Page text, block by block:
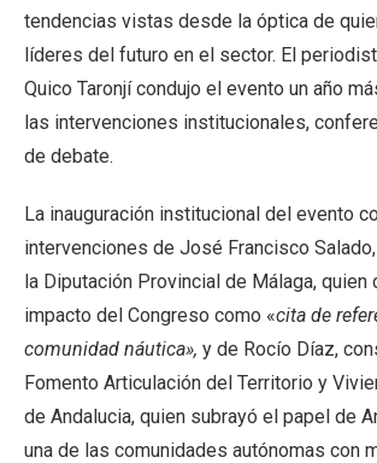
tendencias vistas desde la óptica de
líderes del futuro en el sector. El
Quico Taronjí condujo el evento un año
las intervenciones institucionales,
de debate.
La inauguración institucional del evento
intervenciones de José Francisco
la Diputación Provincial de Málaga, quien
impacto del Congreso como «cita de
comunidad náutica», y de Rocío Díaz,
Fomento Articulación del Territorio y
de Andalucia, quien subrayó el papel de
una de las comunidades autónomas con